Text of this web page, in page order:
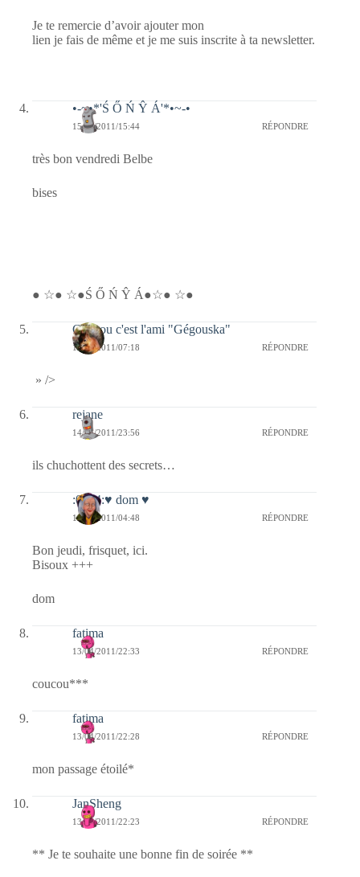
Je te remercie d’avoir ajouter mon
lien je fais de même et je me suis inscrite à ta newsletter.
•-~•*'Ś Ő Ń Ŷ Á'*•~-•
15/04/2011/15:44 RÉPONDRE
très bon vendredi Belbe
bises
● ☆● ☆●Ś Ő Ń Ŷ Á●☆● ☆●
Coucou c'est l'ami "Gégouska"
15/04/2011/07:18 RÉPONDRE
» />
rejane
14/04/2011/23:56 RÉPONDRE
ils chuchottent des secrets…
:0014:♥ dom ♥
14/04/2011/04:48 RÉPONDRE
Bon jeudi, frisquet, ici.
Bisoux +++
dom
fatima
13/04/2011/22:33 RÉPONDRE
coucou***
fatima
13/04/2011/22:28 RÉPONDRE
mon passage étoilé*
JanSheng
13/04/2011/22:23 RÉPONDRE
** Je te souhaite une bonne fin de soirée **